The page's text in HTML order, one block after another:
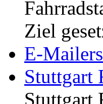
Ziel
E-
Stuttgart
Stuttgart